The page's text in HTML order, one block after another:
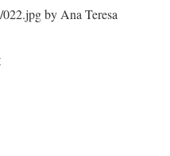
by Ana Teresa